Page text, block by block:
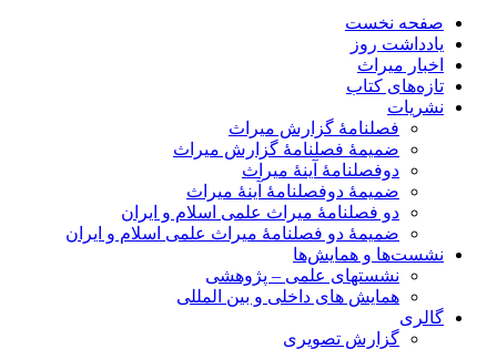
صفحه نخست
یادداشت روز
اخبار میراث
تازه‌های کتاب
نشریات
فصلنامۀ گزارش میراث
ضمیمۀ فصلنامۀ گزارش میراث
دوفصلنامۀ آینۀ میراث
ضمیمۀ دوفصلنامۀ آینۀ میراث
دو فصلنامۀ میراث علمی اسلام و ایران
ضمیمۀ دو فصلنامۀ میراث علمی اسلام و ایران
نشست‌ها و همایش‌ها
نشستهای علمی – پژوهشی
همایش های داخلی و بین المللی
گالری
گزارش تصویری